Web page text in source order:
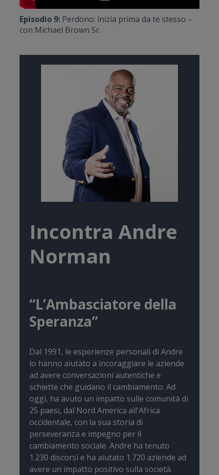
Episodio 9: Perdono: inizia prima da te stesso –
con Michael Brown Sr.
Incontra Andre
Norman
“L’Ambasciatore della
Speranza”
Dal 1991, le esperienze personali di Andre
lo hanno aiutato a incoraggiare le aziende
ad avere conversazioni autentiche e
schiette che guidano il cambiamento. Ad
oggi, ha avuto un impatto sulle comunità di
25 paesi, dal Nord America all'Africa
occidentale, con la sua storia di
perseveranza e impegno per il
cambiamento sociale. Andre ha tenuto
1.230 discorsi e ha aiutato 1.720 aziende ad
avere un impatto positivo sulla società.